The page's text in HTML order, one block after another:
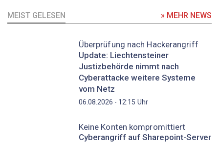
MEIST GELESEN » MEHR NEWS
Überprüfung nach Hackerangriff
Update: Liechtensteiner
Justizbehörde nimmt nach
Cyberattacke weitere Systeme
vom Netz
06.08.2026 - 12:15 Uhr
Keine Konten kompromittiert
Cyberangriff auf Sharepoint-Server